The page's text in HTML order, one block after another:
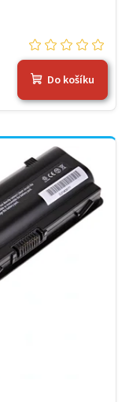
Do košíku